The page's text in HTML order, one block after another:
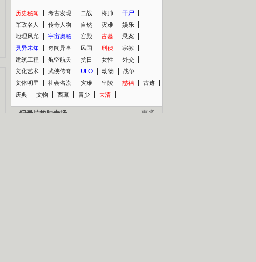
历史秘闻 考古发现 二战 将帅
干尸
军政名人
传奇人物 自然 灾难
娱乐
地理风光
宇宙奥秘 宫殿 古墓
悬案
灵异未知
奇闻异事 民国 刑侦
宗教
建筑工程
航空航天 抗日 女性
外交
文化艺术
武侠传奇 UFO 动物
战争
文体明星
社会名流 灾难 皇陵 慈禧
古迹
庆典
文物 西藏 青少 大清
更多
纪录片热映专场